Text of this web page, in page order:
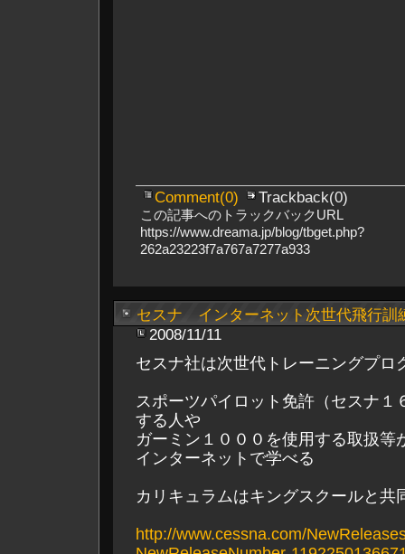
Comment(0) Trackback(0)
この記事へのトラックバックURL
https://www.dreama.jp/blog/tbget.php?
262a23223f7a767a7277a933
セスナ インターネット次世代飛行訓
2008/11/11
セスナ社は次世代トレーニングプロ
スポーツパイロット免許（セスナ１
する人や
ガーミン１０００を使用する取扱等
インターネットで学べる
カリキュラムはキングスクールと共
http://www.cessna.com/